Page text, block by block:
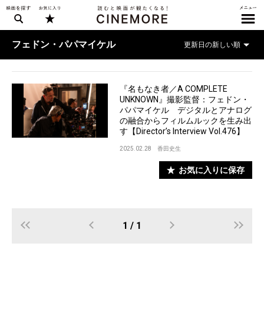
フェドン・パパマイケル
『名もなき者／A COMPLETE
UNKNOWN』撮影監督：フェドン・
パパマイケル デジタルとアナログ
の融合からフィルムルックを生み出
す【Director’s Interview Vol.476】
2025.02.28 香田史生
お気に入りに保存
1 / 1